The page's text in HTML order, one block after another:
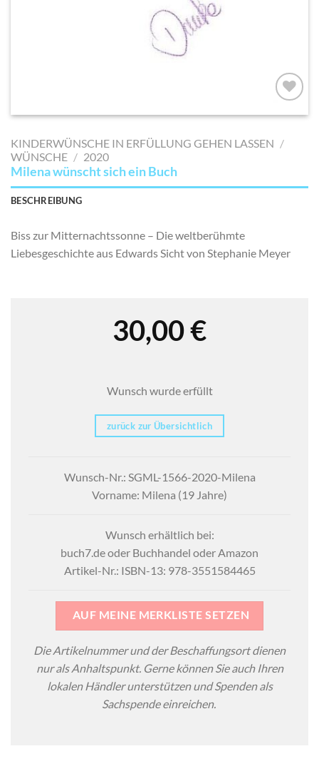
AUF MEINE
SETZEN
KINDERWÜNSCHE IN ERFÜLLUNG GEHEN LASSEN /
WÜNSCHE / 2020
Milena wünscht sich ein Buch
BESCHREIBUNG
Biss zur Mitternachtssonne – Die weltberühmte
Liebesgeschichte aus Edwards Sicht von Stephanie Meyer
30,00€
Wunsch wurde erfüllt
zurück zur Übersichtlich
Wunsch-Nr.: SGML-1566-2020-Milena
Vorname: Milena (19 Jahre)
Wunsch erhältlich bei:
buch7.de oder Buchhandel oder Amazon
Artikel-Nr.: ISBN-13: 978-3551584465
AUF MEINE MERKLISTE SETZEN
Die Artikelnummer und der Beschaffungsort dienen
nur als Anhaltspunkt. Gerne können Sie auch Ihren
lokalen Händler unterstützen und Spenden als
Sachspende einreichen.